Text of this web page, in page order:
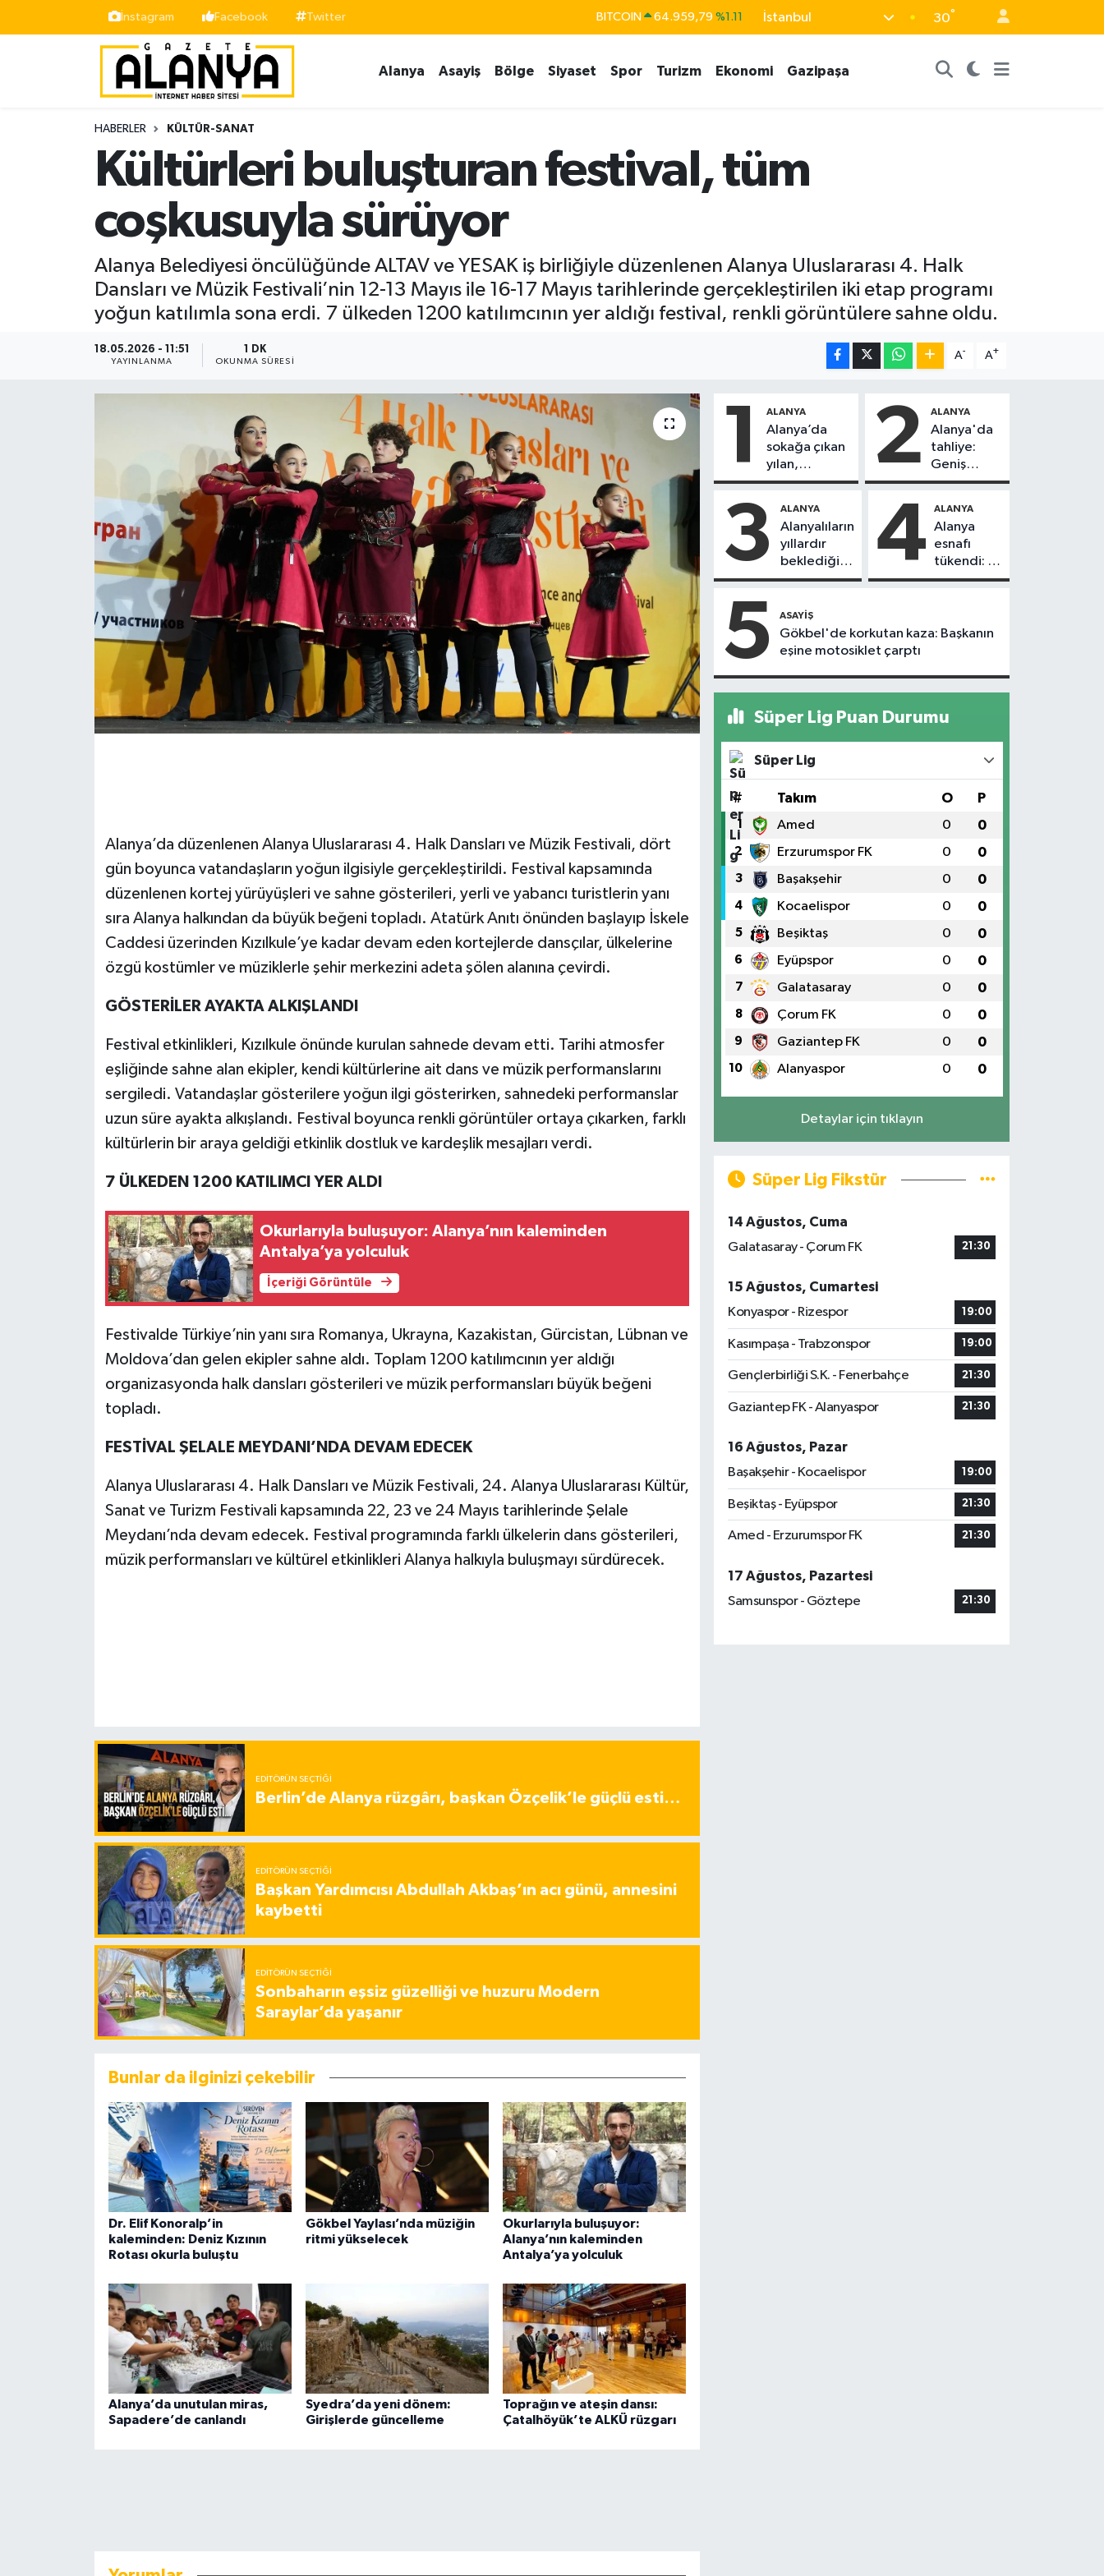
İnstagram Facebook Twitter İstanbul 30°
Alanya Asayiş Bölge Siyaset Spor Turizm Ekonomi Gazipaşa
HABERLER KÜLTÜR-SANAT
Kültürleri buluşturan festival, tüm
coşkusuyla sürüyor
Alanya Belediyesi öncülüğünde ALTAV ve YESAK iş birliğiyle düzenlenen Alanya Uluslararası 4. Halk
Dansları ve Müzik Festivali’nin 12-13 Mayıs ile 16-17 Mayıs tarihlerinde gerçekleştirilen iki etap programı
yoğun katılımla sona erdi. 7 ülkeden 1200 katılımcının yer aldığı festival, renkli görüntülere sahne oldu.
18.05.2026 - 11:51
YAYINLANMA
1 DK
OKUNMA SÜRESI
A- A+
Alanya’da düzenlenen Alanya Uluslararası 4. Halk Dansları ve Müzik Festivali, dört
gün boyunca vatandaşların yoğun ilgisiyle gerçekleştirildi. Festival kapsamında
düzenlenen kortej yürüyüşleri ve sahne gösterileri, yerli ve yabancı turistlerin yanı
sıra Alanya halkından da büyük beğeni topladı. Atatürk Anıtı önünden başlayıp İskele
Caddesi üzerinden Kızılkule’ye kadar devam eden kortejlerde dansçılar, ülkelerine
özgü kostümler ve müziklerle şehir merkezini adeta şölen alanına çevirdi.
GÖSTERİLER AYAKTA ALKIŞLANDI
Festival etkinlikleri, Kızılkule önünde kurulan sahnede devam etti. Tarihi atmosfer
eşliğinde sahne alan ekipler, kendi kültürlerine ait dans ve müzik performanslarını
sergiledi. Vatandaşlar gösterilere yoğun ilgi gösterirken, sahnedeki performanslar
uzun süre ayakta alkışlandı. Festival boyunca renkli görüntüler ortaya çıkarken, farklı
kültürlerin bir araya geldiği etkinlik dostluk ve kardeşlik mesajları verdi.
7 ÜLKEDEN 1200 KATILIMCI YER ALDI
Okurlarıyla buluşuyor: Alanya’nın kaleminden
Antalya’ya yolculuk
İçeriği Görüntüle
Festivalde Türkiye’nin yanı sıra Romanya, Ukrayna, Kazakistan, Gürcistan, Lübnan ve
Moldova’dan gelen ekipler sahne aldı. Toplam 1200 katılımcının yer aldığı
organizasyonda halk dansları gösterileri ve müzik performansları büyük beğeni
topladı.
FESTİVAL ŞELALE MEYDANI’NDA DEVAM EDECEK
Alanya Uluslararası 4. Halk Dansları ve Müzik Festivali, 24. Alanya Uluslararası Kültür,
Sanat ve Turizm Festivali kapsamında 22, 23 ve 24 Mayıs tarihlerinde Şelale
Meydanı’nda devam edecek. Festival programında farklı ülkelerin dans gösterileri,
müzik performansları ve kültürel etkinlikleri Alanya halkıyla buluşmayı sürdürecek.
EDITÖRÜN SEÇTIĞI
Berlin’de Alanya rüzgârı, başkan Özçelik’le güçlü esti…
EDITÖRÜN SEÇTIĞI
Başkan Yardımcısı Abdullah Akbaş’ın acı günü, annesini
kaybetti
EDITÖRÜN SEÇTIĞI
Sonbaharın eşsiz güzelliği ve huzuru Modern
Saraylar’da yaşanır
Bunlar da ilginizi çekebilir
Dr. Elif Konoralp’in
kaleminden: Deniz Kızının
Rotası okurla buluştu
Gökbel Yaylası’nda müziğin
ritmi yükselecek
Okurlarıyla buluşuyor:
Alanya’nın kaleminden
Antalya’ya yolculuk
Alanya’da unutulan miras,
Sapadere’de canlandı
Syedra’da yeni dönem:
Girişlerde güncelleme
Toprağın ve ateşin dansı:
Çatalhöyük’te ALKÜ rüzgarı
1 ALANYA
Alanya’da
sokağa çıkan
yılan,
vatandaşı
2 ALANYA
Alanya'da
tahliye:
Geniş
güvenlik
alındı
3 ALANYA
Alanyalıların
yıllardır
beklediği
yol askıdan
4 ALANYA
Alanya
esnafı
tükendi: 1
ayda 150
5 ASAYIŞ
Gökbel'de korkutan kaza: Başkanın
eşine motosiklet çarptı
Süper Lig Puan Durumu
Süper Lig
# Takım O P
1 Amed 0 0
2 Erzurumspor FK 0 0
3 Başakşehir 0 0
4 Kocaelispor 0 0
5 Beşiktaş 0 0
6 Eyüpspor 0 0
7 Galatasaray 0 0
8 Çorum FK 0 0
9 Gaziantep FK 0 0
10 Alanyaspor 0 0
Detaylar için tıklayın
Süper Lig Fikstür
14 Ağustos, Cuma
Galatasaray - Çorum FK
21:30
15 Ağustos, Cumartesi
Konyaspor - Rizespor
19:00
Kasımpaşa - Trabzonspor 19:00
Gençlerbirliği S.K. - Fenerbahçe 21:30
Gaziantep FK - Alanyaspor 21:30
16 Ağustos, Pazar
Başakşehir - Kocaelispor
19:00
Beşiktaş - Eyüpspor 21:30
Amed - Erzurumspor FK 21:30
17 Ağustos, Pazartesi
Samsunspor - Göztepe
21:30
Ekonomi
Gazipaşa
İstanbul Nöbetçi Eczaneler
İstanbul Hava Durumu
Süper Lig Puan Durumu ve Fikstür
Tüm Manşetler
Son Dakika Haberleri
Haber Arşivi